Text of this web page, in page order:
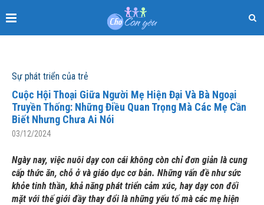
Sự phát triển của trẻ
Cuộc Hội Thoại Giữa Người Mẹ Hiện Đại Và Bà Ngoại
Truyền Thống: Những Điều Quan Trọng Mà Các Mẹ Cần
Biết Nhưng Chưa Ai Nói
03/12/2024
Ngày nay, việc nuôi dạy con cái không còn chỉ đơn giản là cung
cấp thức ăn, chỗ ở và giáo dục cơ bản. Những vấn đề như sức
khỏe tinh thần, khả năng phát triển cảm xúc, hay dạy con đối
mặt với thế giới đầy thay đổi là những yếu tố mà các mẹ hiện